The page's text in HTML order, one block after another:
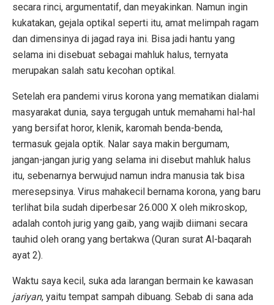
secara rinci, argumentatif, dan meyakinkan. Namun ingin
kukatakan, gejala optikal seperti itu, amat melimpah ragam
dan dimensinya di jagad raya ini. Bisa jadi hantu yang
selama ini disebuat sebagai mahluk halus, ternyata
merupakan salah satu kecohan optikal.
Setelah era pandemi virus korona yang mematikan dialami
masyarakat dunia, saya tergugah untuk memahami hal-hal
yang bersifat horor, klenik, karomah benda-benda,
termasuk gejala optik. Nalar saya makin bergumam,
jangan-jangan jurig yang selama ini disebut mahluk halus
itu, sebenarnya berwujud namun indra manusia tak bisa
meresepsinya. Virus mahakecil bernama korona, yang baru
terlihat bila sudah diperbesar 26.000 X oleh mikroskop,
adalah contoh jurig yang gaib, yang wajib diimani secara
tauhid oleh orang yang bertakwa (Quran surat Al-baqarah
ayat 2).
Waktu saya kecil, suka ada larangan bermain ke kawasan
jariyan, yaitu tempat sampah dibuang. Sebab di sana ada